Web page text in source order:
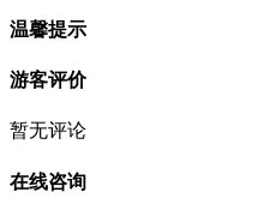
温馨提示
游客评价
暂无评论
在线咨询